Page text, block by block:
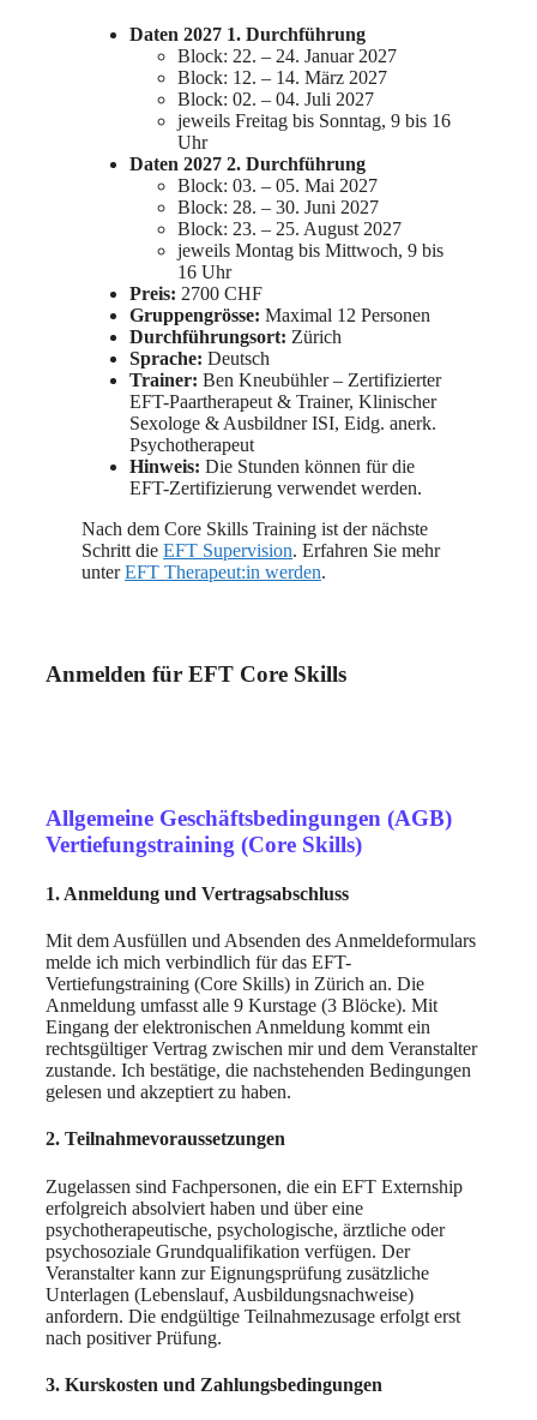
Daten 2027 1. Durchführung
Block: 22. – 24. Januar 2027
Block: 12. – 14. März 2027
Block: 02. – 04. Juli 2027
jeweils Freitag bis Sonntag, 9 bis 16
Uhr
Daten 2027 2. Durchführung
Block: 03. – 05. Mai 2027
Block: 28. – 30. Juni 2027
Block: 23. – 25. August 2027
jeweils Montag bis Mittwoch, 9 bis
16 Uhr
Preis: 2700 CHF
Gruppengrösse: Maximal 12 Personen
Durchführungsort: Zürich
Sprache: Deutsch
Trainer: Ben Kneubühler – Zertifizierter
EFT-Paartherapeut & Trainer, Klinischer
Sexologe & Ausbildner ISI, Eidg. anerk.
Psychotherapeut
Hinweis: Die Stunden können für die
EFT-Zertifizierung verwendet werden.
Nach dem Core Skills Training ist der nächste
Schritt die EFT Supervision. Erfahren Sie mehr
unterEFT Therapeut:in werden.
Anmelden für EFT Core Skills
Allgemeine Geschäftsbedingungen (AGB)
Vertiefungstraining (Core Skills)
1. Anmeldung und Vertragsabschluss
Mit dem Ausfüllen und Absenden des Anmeldeformulars
melde ich mich verbindlich für das EFT-
Vertiefungstraining (Core Skills) in Zürich an. Die
Anmeldung umfasst alle 9 Kurstage (3 Blöcke). Mit
Eingang der elektronischen Anmeldung kommt ein
rechtsgültiger Vertrag zwischen mir und dem Veranstalter
zustande. Ich bestätige, die nachstehenden Bedingungen
gelesen und akzeptiert zu haben.
2. Teilnahmevoraussetzungen
Zugelassen sind Fachpersonen, die ein EFT Externship
erfolgreich absolviert haben und über eine
psychotherapeutische, psychologische, ärztliche oder
psychosoziale Grundqualifikation verfügen. Der
Veranstalter kann zur Eignungsprüfung zusätzliche
Unterlagen (Lebenslauf, Ausbildungsnachweise)
anfordern. Die endgültige Teilnahmezusage erfolgt erst
nach positiver Prüfung.
3. Kurskosten und Zahlungsbedingungen